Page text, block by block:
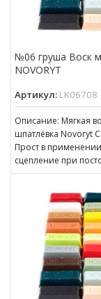
№06 груша Воск
NOVORYT
Артикул: LK06708
Описание: Мягкая
шпатлёвка Novoryt
Прост в
сцепление при
консистенции–